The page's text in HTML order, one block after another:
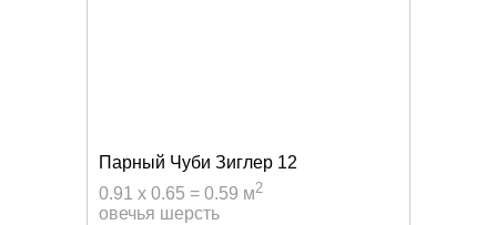
Парный Чуби Зиглер 12
0.91 x 0.65 = 0.59 м2
овечья шерсть